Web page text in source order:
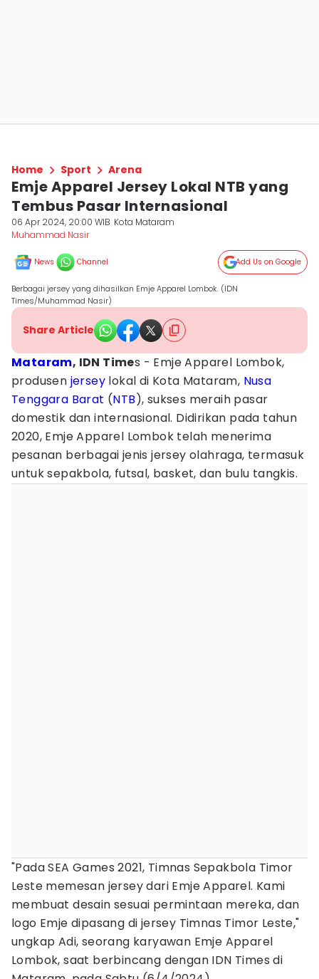
Home Sport Arena
Emje Apparel Jersey Lokal NTB yang
Tembus Pasar Internasional
06 Apr 2024, 20:00 WIB Kota Mataram
Muhammad Nasir
News Channel Add Us on Google
Berbagai jersey yang dihasilkan Emje Apparel Lombok. (IDN
Times/Muhammad Nasir)
Share Article
Mataram, IDN Times - Emje Apparel Lombok,
produsen jersey lokal di Kota Mataram, Nusa
Tenggara Barat (NTB), sukses meraih pasar
domestik dan internasional. Didirikan pada tahun
2020, Emje Apparel Lombok telah menerima
pesanan berbagai jenis jersey olahraga, termasuk
untuk sepakbola, futsal, basket, dan bulu tangkis.
"Pada SEA Games 2021, Timnas Sepakbola Timor
Leste memesan jersey dari Emje Apparel. Kami
membuat desain sesuai permintaan mereka, dan
logo Emje dipasang di jersey Timnas Timor Leste,"
ungkap Adi, seorang karyawan Emje Apparel
Lombok, saat berbincang dengan IDN Times di